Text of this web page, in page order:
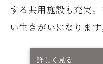
する共用施設も充実
い生きがいになります
詳しく見る